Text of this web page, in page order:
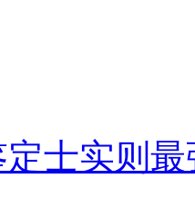
士实则最